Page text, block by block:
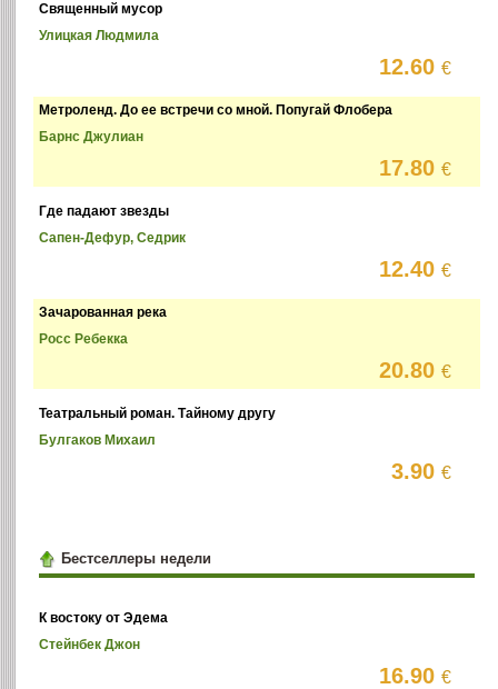
Священный мусор
Улицкая Людмила
12.60€
Метроленд. До ее встречи со мной. Попугай Флобера
Барнс Джулиан
17.80€
Где падают звезды
Сапен-Дефур, Седрик
12.40€
Зачарованная река
Росс Ребекка
20.80€
Театральный роман. Тайному другу
Булгаков Михаил
3.90€
Бестселлеры недели
К востоку от Эдема
Стейнбек Джон
16.90€